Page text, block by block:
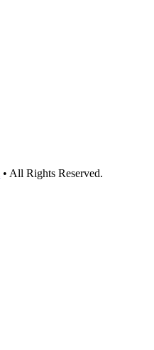
• All Rights Reserved.